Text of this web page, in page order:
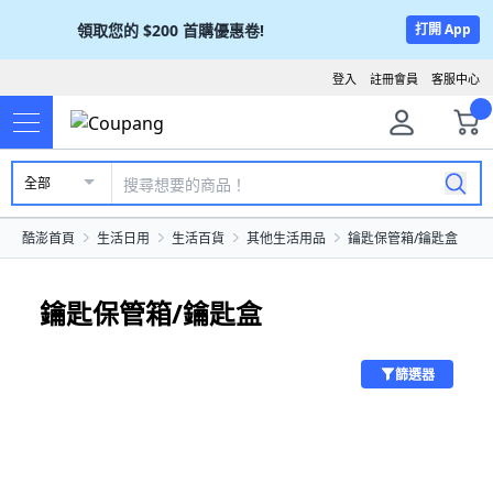
領取您的 $200 首購優惠卷! 打開 App
客服中心
註冊會員
登入
全部
酷澎首頁 生活日用 生活百貨 其他生活用品 鑰匙保管箱/鑰匙盒
鑰匙保管箱/鑰匙盒
篩選器